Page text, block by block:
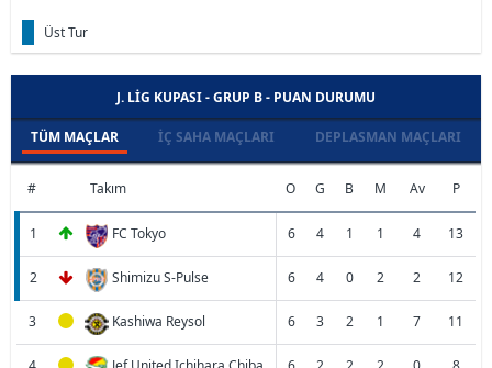
Üst Tur
J. LIG KUPASI - GRUP B - PUAN DURUMU
TÜM MAÇLAR İÇ SAHA MAÇLARI DEPLASMAN MAÇLARI
# Takım O G B M Av P
1 FC Tokyo 6 4 1 1 4 13
2 Shimizu S-Pulse 6 4 0 2 2 12
3 Kashiwa Reysol 6 3 2 1 7 11